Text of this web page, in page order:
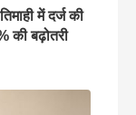
में दर्ज की
की बढ़ोतरी